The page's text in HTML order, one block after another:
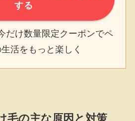
する
だけ数量限定クーポンでペ
活をもっと楽しく